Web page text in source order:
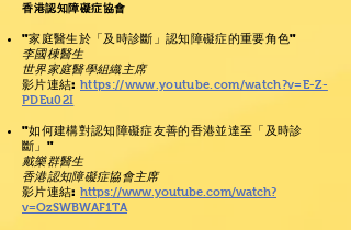
香港認知障礙症協會
"家庭醫生於「及時診斷」認知障礙症的重要角色"
李國棟醫生
世界家庭醫學組織主席
影片連結: https://www.youtube.com/watch?v=E-Z-
PDEu02I
"如何建構對認知障礙症友善的香港並達至「及時診
斷」"
戴樂群醫生
香港認知障礙症協會主席
影片連結: https://www.youtube.com/watch?
v=OzSWBWAF1TA